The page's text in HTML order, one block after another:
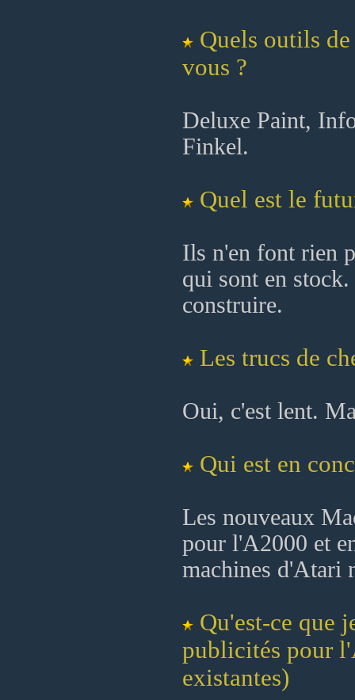
Quels outils
vous ?
Deluxe Paint,
Finkel.
Quel est le
Ils n'en font rien
qui sont en
construire.
Les trucs de
Oui, c'est lent.
Qui est en
Les nouveaux
pour l'A2000 et
machines d'Atari
Qu'est-ce que
publicités pour
existantes)